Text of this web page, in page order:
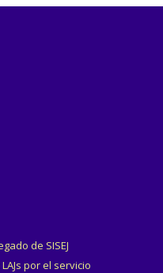
de SISEJ
por el servicio